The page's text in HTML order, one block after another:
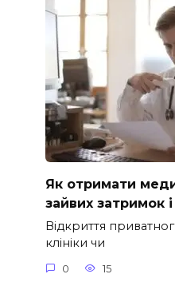
Як отримати
зайвих затримок
Відкриття
клініки чи
0 15